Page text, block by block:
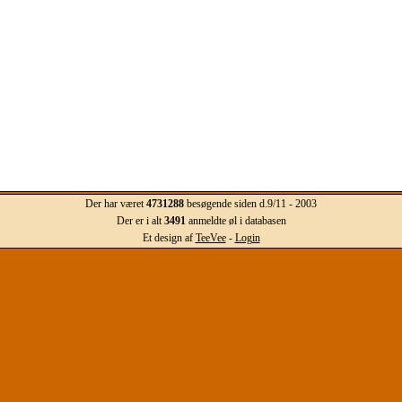
Der har været4731288besøgende siden d.9/11 - 2003
Der er i alt3491anmeldte øl i databasen
Et design af TeeVee- Login